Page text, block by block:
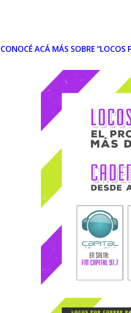
CONOCÉ ACÁ MÁS SOBRE “LOCOS